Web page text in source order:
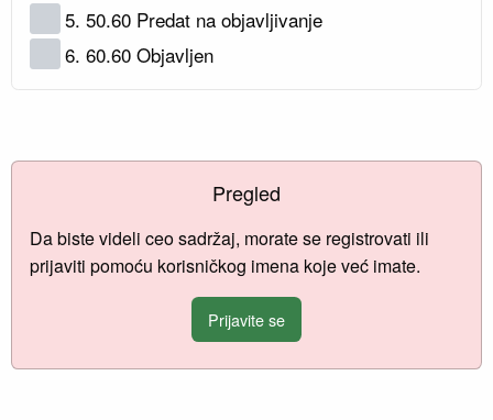
5. 50.60 Predat na objavljivanje
6. 60.60 Objavljen
Pregled
Da biste videli ceo sadržaj, morate se registrovati ili
prijaviti pomoću korisničkog imena koje već imate.
Prijavite se